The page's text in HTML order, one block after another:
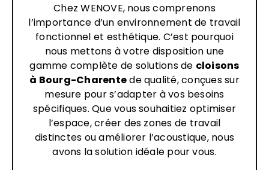
Chez WENOVE, nous comprenons
l’importance d’un environnement de travail
fonctionnel et esthétique. C’est pourquoi
nous mettons à votre disposition une
gamme complète de solutions de cloisons
à Bourg-Charentede qualité, conçues sur
mesure pour s’adapter à vos besoins
spécifiques. Que vous souhaitiez optimiser
l’espace, créer des zones de travail
distinctes ou améliorer l’acoustique, nous
avons la solution idéale pour vous.